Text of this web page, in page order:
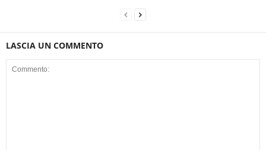
LASCIA UN COMMENTO